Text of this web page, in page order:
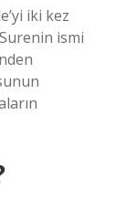
iki kez
ismi